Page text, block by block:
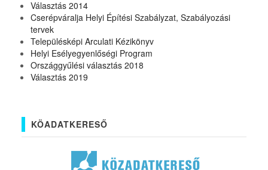
Választás 2014
Cserépváralja Helyi Építési Szabályzat, Szabályozási
tervek
Településképi Arculati Kézikönyv
Helyi Esélyegyenlőségi Program
Országgyűlési választás 2018
Választás 2019
KÖADATKERESŐ